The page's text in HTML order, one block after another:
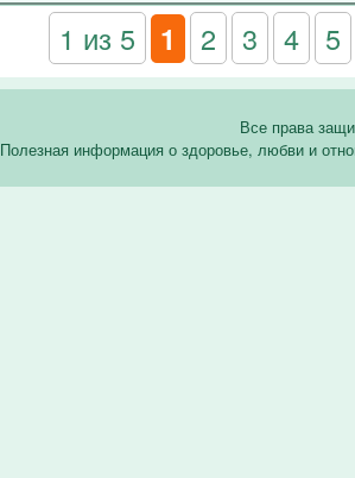
1 из 5 1 2 3 4 5
Все права
Полезная информация о здоровье, любви и